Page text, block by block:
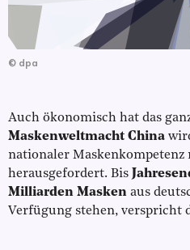
© dpa
Auch ökonomisch hat das
Maskenweltmacht China
nationaler
herausgefordert. Bis
Milliarden Masken aus
Verfügung stehen, verspricht